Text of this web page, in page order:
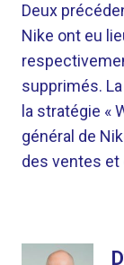
Deux
Nike ont eu
supprimés.
la stratégie «
général de
des ventes et